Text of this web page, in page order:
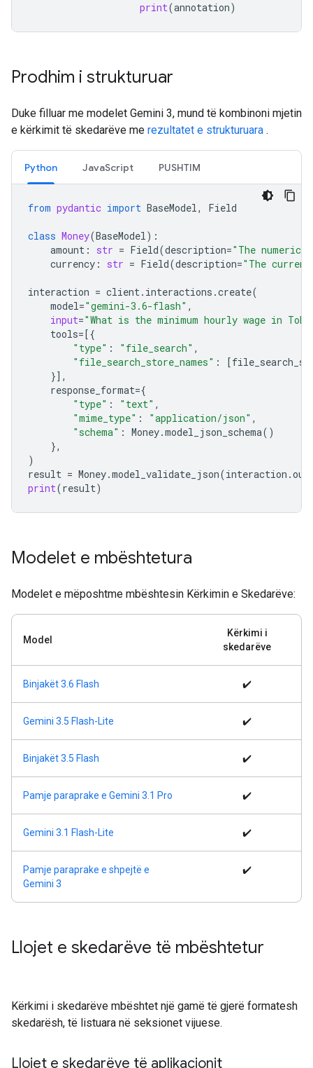
print(annotation)
Prodhim i strukturuar
Duke filluar me modelet Gemini 3, mund të kombinoni mjetin
e kërkimit të skedarëve me rezultatet e strukturuara .
Python JavaScript PUSHTIM
from pydantic import BaseModel, Field
class Money(BaseModel):
amount : str = Field(description="The
currency : str = Field(description="The
interaction = client. interactions .create(
model="gemini-3.6-flash" ,
input="What is the minimum hourly wage in
tools=[{
"type" : "file_search" ,
"file_search_store_names" : [
}],
response_format={
"type" : "text" ,
"mime_type" : "application/json" ,
"schema" : Money.model_json_schema()
},
)
result = Money.model_validate_json(interaction .
print(result)
Modelet e mbështetura
Modelet e mëposhtme mbështesin Kërkimin e Skedarëve:
Model
Kërkimi i
skedarëve
Binjakët 3.6 Flash ✔️
Gemini 3.5 Flash-Lite ✔️
Binjakët 3.5 Flash ✔️
Pamje paraprake e Gemini 3.1 Pro ✔️
Gemini 3.1 Flash-Lite ✔️
Pamje paraprake e shpejtë e
Gemini 3
✔️
Llojet e skedarëve të mbështetur
Kërkimi i skedarëve mbështet një gamë të gjerë formatesh
skedarësh, të listuara në seksionet vijuese.
Llojet e skedarëve të aplikacionit